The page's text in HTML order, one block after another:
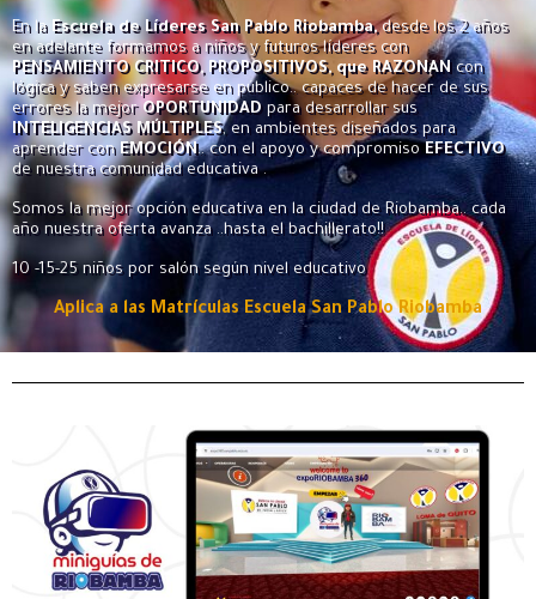
En la Escuela de Líderes San Pablo Riobamba,desde los 2 años
en adelante formamos a niños y futuros líderes con
PENSAMIENTO CRITICO, PROPOSITIVOS, que RAZONAN con
lógica y saben expresarse en público.. capaces de hacer de sus
errores la mejorOPORTUNIDADpara desarrollar sus
INTELIGENCIAS MÚLTIPLES, en ambientes diseñados para
aprender conEMOCIÓN.. con el apoyo y compromiso EFECTIVO
de nuestra comunidad educativa .
Somos la mejor opción educativa en la ciudad de Riobamba.. cada
año nuestra oferta avanza ..hasta el bachillerato!!
10 -15-25 niños por salón según nivel educativo
Aplica a las Matrículas Escuela San Pablo Riobamba